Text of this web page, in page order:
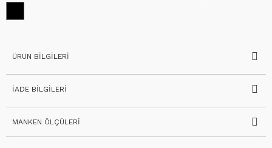
ÜRÜN BILGILERI
İADE BILGILERI
MANKEN ÖLÇÜLERI